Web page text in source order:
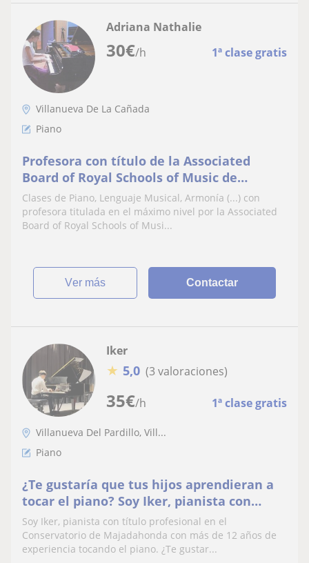
30€/h 1ª clase gratis
Adriana Nathalie
Villanueva De La Cañada
Piano
Profesora con título de la Associated
Board of Royal Schools of Music de
Londres y del Conservatorio de Música
Clásica Katarina Gurska
Clases de Piano, Lenguaje Musical, Armonía (...) con
profesora titulada en el máximo nivel por la Associated
Board of Royal Schools of Musi...
ver más Contactar
35€/h 1ª clase gratis
Iker
★ 5,0 (3 valoraciones)
Villanueva Del Pardillo, Vill...
Piano
¿Te gustaría que tus hijos aprendieran a
tocar el piano? Soy Iker, pianista con
título profesional del Conservatorio de
Majadahonda. ¿Empezamos?
Soy Iker, pianista con título profesional en el
Conservatorio de Majadahonda con más de 12 años de
experiencia tocando el piano. ¿Te gustar...